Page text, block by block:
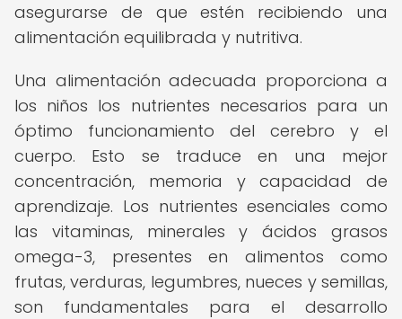
asegurarse de que estén recibiendo una
alimentación equilibrada y nutritiva.
Una alimentación adecuada proporciona a
los niños los nutrientes necesarios para un
óptimo funcionamiento del cerebro y el
cuerpo. Esto se traduce en una mejor
concentración, memoria y capacidad de
aprendizaje. Los nutrientes esenciales como
las vitaminas, minerales y ácidos grasos
omega-3, presentes en alimentos como
frutas, verduras, legumbres, nueces y semillas,
son fundamentales para el desarrollo